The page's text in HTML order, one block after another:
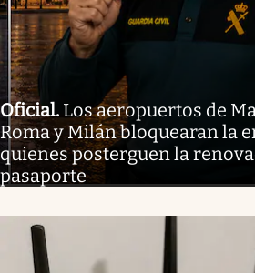
Oficial. Los aeropuertos de
Roma y Milán bloquearan la
quienes posterguen la
pasaporte